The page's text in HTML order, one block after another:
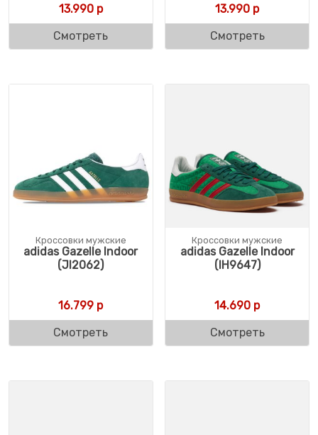
13.990р
Смотреть
13.990 р
Смотреть
Кроссовки мужские
adidas Gazelle Indoor
(JI2062)
16.799 р
Смотреть
Кроссовки мужские
adidas Gazelle Indoor
(IH9647)
14.690 р
Смотреть